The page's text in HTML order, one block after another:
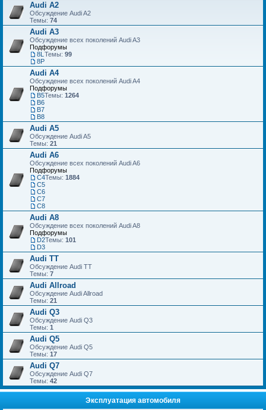
Audi A2
Обсуждение Audi A2
Темы: 74
Audi A3
Обсуждение всех поколений Audi A3
Подфорумы
8L
8P
Темы: 99
Audi A4
Обсуждение всех поколений Audi A4
Подфорумы
B5
B6
B7
B8
Темы: 1264
Audi A5
Обсуждение Audi A5
Темы: 21
Audi A6
Обсуждение всех поколений Audi A6
Подфорумы
C4
C5
C6
C7
С8
Темы: 1884
Audi A8
Обсуждение всех поколений Audi A8
Подфорумы
D2
D3
Темы: 101
Audi TT
Обсуждение Audi TT
Темы: 7
Audi Allroad
Обсуждение Audi Allroad
Темы: 21
Audi Q3
Обсуждение Audi Q3
Темы: 1
Audi Q5
Обсуждение Audi Q5
Темы: 17
Audi Q7
Обсуждение Audi Q7
Темы: 42
Эксплуатация автомобиля